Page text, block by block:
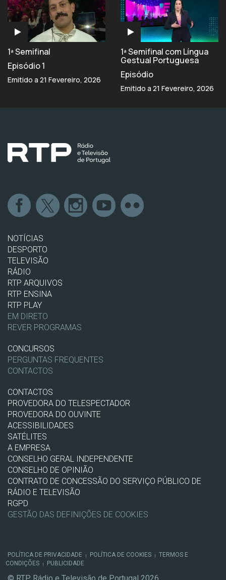
1ª Semifinal
Episódio 1
Emitido a 21 Fevereiro, 2026
1ª Semifinal com Língua
Gestual Portuguesa
Episódio
Emitido a 21 Fevereiro, 2026
NOTÍCIAS
DESPORTO
TELEVISÃO
RÁDIO
RTP ARQUIVOS
RTP ENSINA
RTP PLAY
EM DIRETO
REVER PROGRAMAS
CONCURSOS
PERGUNTAS FREQUENTES
CONTACTOS
CONTACTOS
PROVEDORA DO TELESPECTADOR
PROVEDORA DO OUVINTE
ACESSIBILIDADES
SATÉLITES
A EMPRESA
CONSELHO GERAL INDEPENDENTE
CONSELHO DE OPINIÃO
CONTRATO DE CONCESSÃO DO SERVIÇO PÚBLICO DE
RÁDIO E TELEVISÃO
RGPD
GESTÃO DAS DEFINIÇÕES DE COOKIES
POLÍTICA DE PRIVACIDADE | POLÍTICA DE COOKIES |
TERMOS E
CONDIÇÕES
| PUBLICIDADE
© RTP, Rádio e Televisão de Portugal 2026